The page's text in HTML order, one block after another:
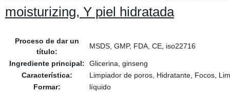
moisturizing, Y piel hidratada
Proceso de dar un
título:
MSDS, GMP, FDA, CE, iso22716
Ingrediente principal:
Glicerina, ginseng
Característica:
Limpiador de poros, Hidratante, Focos,
Formar:
líquido